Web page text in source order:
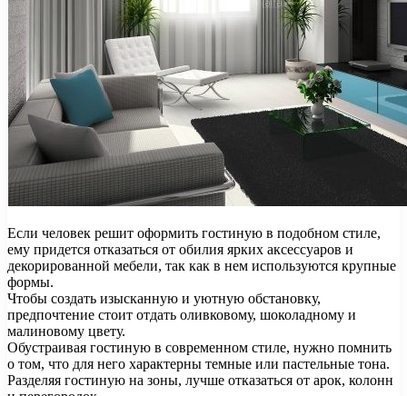
Если человек решит оформить гостиную в подобном стиле,
ему придется отказаться от обилия ярких аксессуаров и
декорированной мебели, так как в нем используются крупные
формы.
Чтобы создать изысканную и уютную обстановку,
предпочтение стоит отдать оливковому, шоколадному и
малиновому цвету.
Обустраивая гостиную в современном стиле, нужно помнить
о том, что для него характерны темные или пастельные тона.
Разделяя гостиную на зоны, лучше отказаться от арок, колонн